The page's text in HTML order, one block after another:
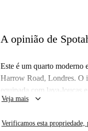
A opinião de
Este é um quarto moderno
Harrow Road, Londres. O
equipada com lava-louças
profissionais são bem-
Veja mais keyboard_arrow_down
Verificamos esta